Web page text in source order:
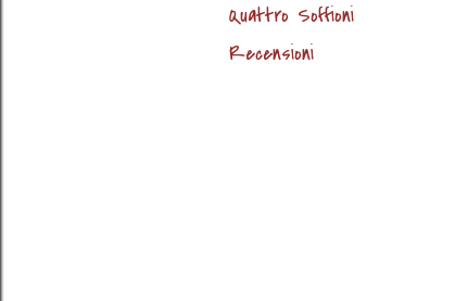
Quattro Soffioni
Recensioni